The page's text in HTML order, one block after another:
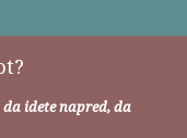
idete napred, da